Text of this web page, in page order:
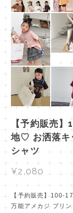
【予約販売
地♡ お洒落キ
シャツ
¥2,080
【予約販売】100-
万能アメカジ プリ